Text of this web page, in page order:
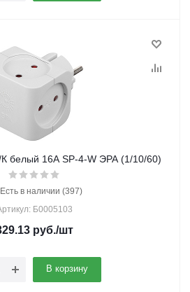
К белый 16А SP-4-W ЭРА (1/10/60)
Есть в наличии (397)
Б0005103
руб./шт
В корзину